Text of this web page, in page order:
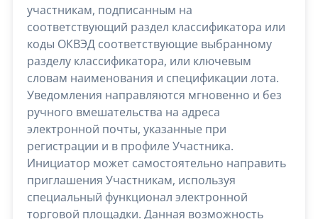
участникам, подписанным на
соответствующий раздел классификатора или
коды ОКВЭД соответствующие выбранному
разделу классификатора, или ключевым
словам наименования и спецификации лота.
Уведомления направляются мгновенно и без
ручного вмешательства на адреса
электронной почты, указанные при
регистрации и в профиле Участника.
Инициатор может самостоятельно направить
приглашения Участникам, используя
специальный функционал электронной
торговой площадки. Данная возможность